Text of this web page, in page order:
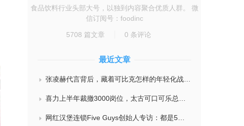
食品饮料行业头部大号，以独到内容聚合优质人群。 微
信订阅号：foodinc
5708 篇文章 0 条评论
最近文章
张凌赫代言背后，藏着可比克怎样的年轻化战略？
喜力上半年裁撤3000岗位，太古可口可乐总裁说饮料品类增长态势良好，华润饮料下半年要打三场关键战役，帝亚吉欧新帅努力应对白酒市场影响
网红汉堡连锁Five Guys创始人专访：都是5个儿子和妻子在打理，绝不会与麦当劳正面竞争，要公司上市或卖盘的建议不时出现